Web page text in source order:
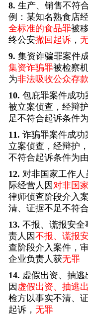
8. 生产、销售不符
例：某知名熟食店
全标准的食品罪被
终公安撤回起诉 ，
9. 集资诈骗罪案件
集资诈骗罪被检察
为非法吸收公众存
10. 包庇罪案件成功
被立案侦查，经辩
足不符合起诉条件
11. 诈骗罪案件成功
立案侦查，经辩护
不符合起诉条件为
12. 对非国家工作人
际经营人因对非国
律师侦查阶段介入
清、证据不足不符
13. 不报、谎报安全
责人因不报、谎报
查阶段介入案件，
企业负责人获无罪
14. 虚假出资、抽
因 虚假出资、抽逃
检方以事实不清、
起诉， 无罪